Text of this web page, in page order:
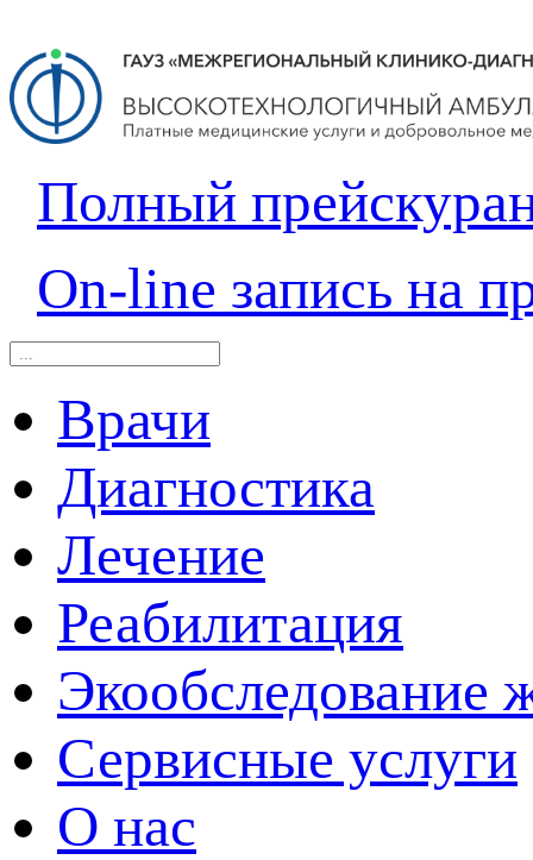
Полный
On-line запись на
Врачи
Диагностика
Лечение
Реабилитация
Экообследование
Сервисные услуги
О нас